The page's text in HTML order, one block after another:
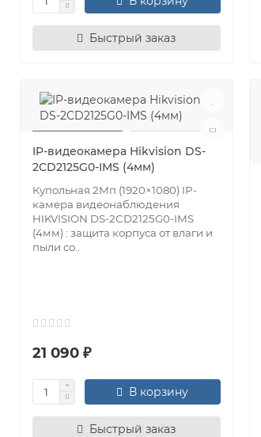
Быстрый заказ
IP-видеокамера Hikvision DS-
2CD2125G0-IMS (4мм)
Купольная 2Мп (1920×1080) IP-
камера видеонаблюдения
HIKVISION DS-2CD2125G0-IMS
(4мм) : защита корпуса от влаги и
пыли со..
21 090 ₽
В корзину
Быстрый заказ